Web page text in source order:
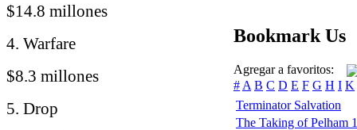
$14.8 millones
4. Warfare
$8.3 millones
5. Drop
Bookmark Us
Agregar a favoritos:
# A B C D E F G H I K
Terminator Salvation
The Taking of Pelham